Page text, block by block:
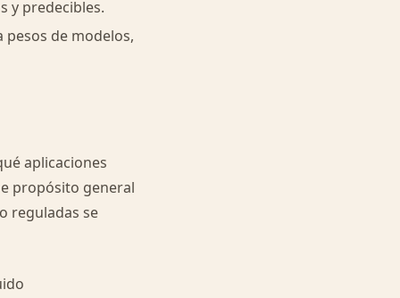
y predecibles.
pesos de modelos,
aplicaciones
propósito general
reguladas se